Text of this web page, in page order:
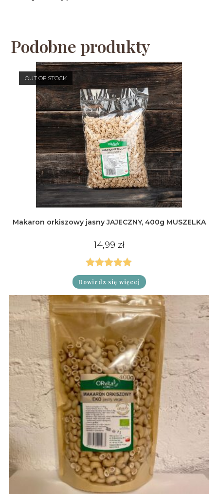
Podobne produkty
OUT OF STOCK
Makaron orkiszowy jasny JAJECZNY, 400g MUSZELKA
14,99 zł
Oceniono
5.00na 5
Dowiedz się więcej